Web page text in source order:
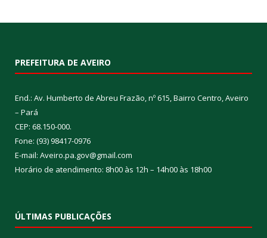
PREFEITURA DE AVEIRO
End.: Av. Humberto de Abreu Frazão, nº 615, Bairro Centro, Aveiro
– Pará
CEP: 68.150-000.
Fone: (93) 98417-0976
E-mail: Aveiro.pa.gov@gmail.com
Horário de atendimento: 8h00 às 12h – 14h00 às 18h00
ÚLTIMAS PUBLICAÇÕES